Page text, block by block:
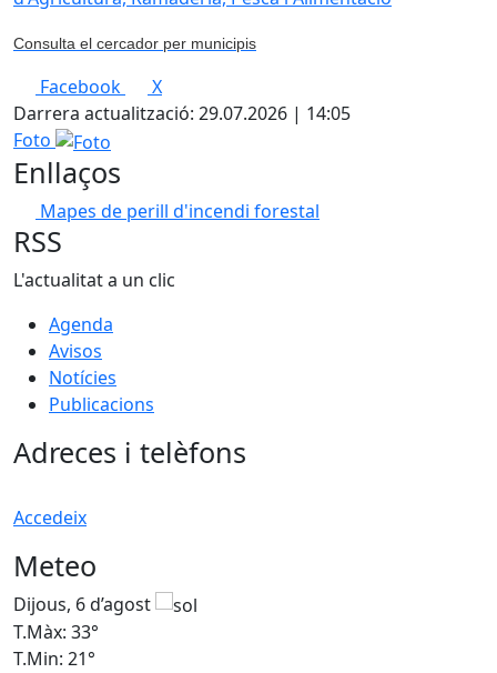
Consulta el cercador per municipis
Facebook
X
Darrera actualització: 29.07.2026 | 14:05
Foto
Enllaços
Mapes de perill d'incendi forestal
RSS
L'actualitat a un clic
Agenda
Avisos
Notícies
Publicacions
Adreces i telèfons
Accedeix
Meteo
Dijous, 6 d’agost
T.Màx: 33°
T.Min: 21°